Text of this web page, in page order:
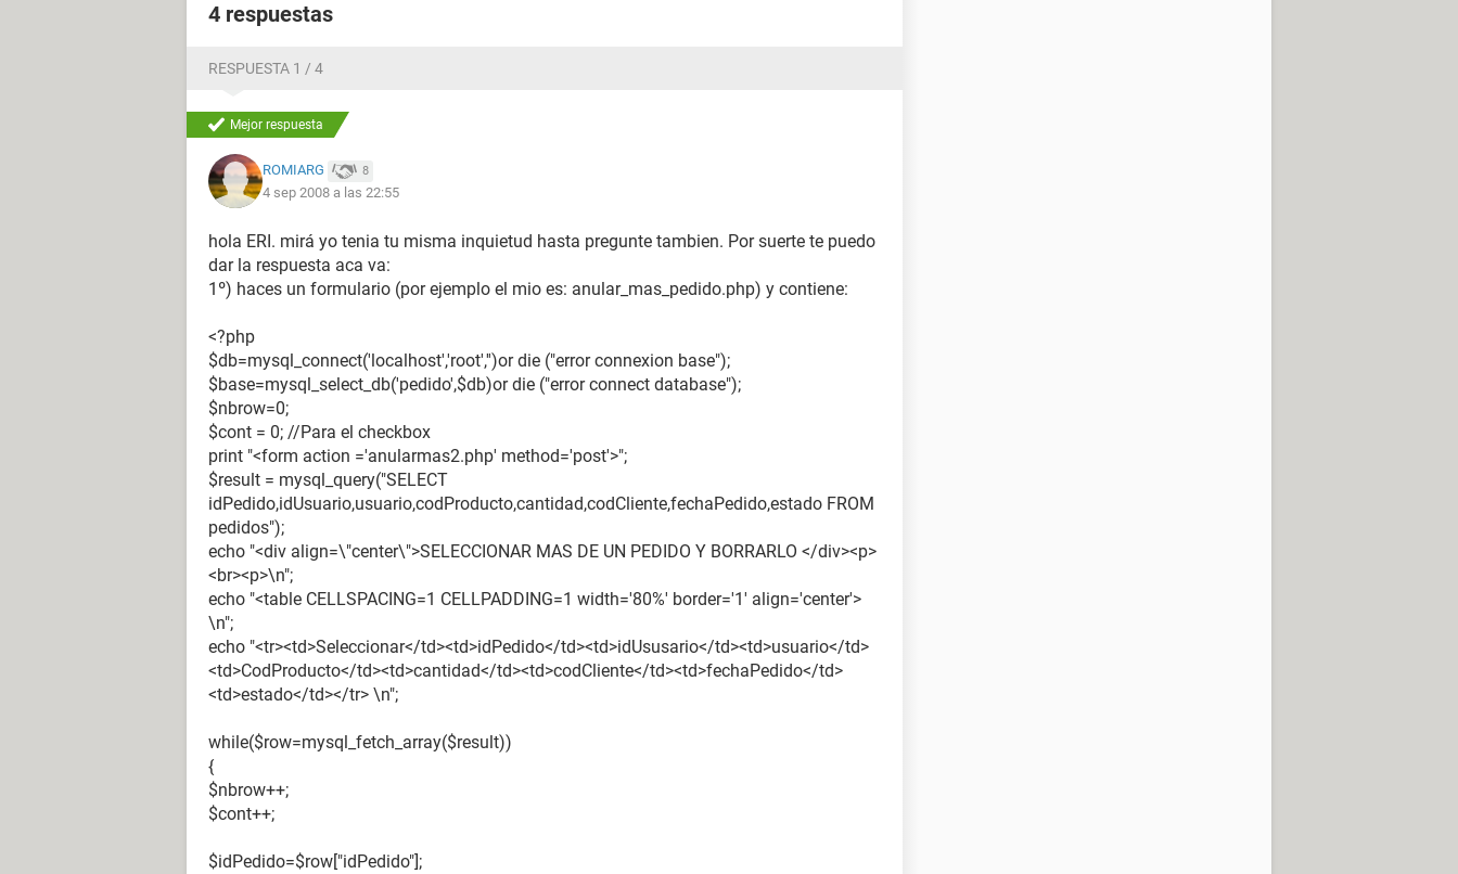
4 respuestas
RESPUESTA 1 / 4
Mejor respuesta
ROMIARG 8
4 sep 2008 a las 22:55
hola ERI. mirá yo tenia tu misma inquietud hasta pregunte tambien. Por suerte te puedo
dar la respuesta aca va:
1º) haces un formulario (por ejemplo el mio es: anular_mas_pedido.php) y contiene:
<?php
$db=mysql_connect('localhost','root','')or die ("error connexion base");
$base=mysql_select_db('pedido',$db)or die ("error connect database");
$nbrow=0;
$cont = 0; //Para el checkbox
print "<form action ='anularmas2.php' method='post'>";
$result = mysql_query("SELECT
idPedido,idUsuario,usuario,codProducto,cantidad,codCliente,fechaPedido,estado FROM
pedidos");
echo "<div align=\"center\">SELECCIONAR MAS DE UN PEDIDO Y BORRARLO </div><p>
<br><p>\n";
echo "<table CELLSPACING=1 CELLPADDING=1 width='80%' border='1' align='center'>
\n";
echo "<tr><td>Seleccionar</td><td>idPedido</td><td>idUsusario</td><td>usuario</td>
<td>CodProducto</td><td>cantidad</td><td>codCliente</td><td>fechaPedido</td>
<td>estado</td></tr> \n";
while($row=mysql_fetch_array($result))
{
$nbrow++;
$cont++;
$idPedido=$row["idPedido"];